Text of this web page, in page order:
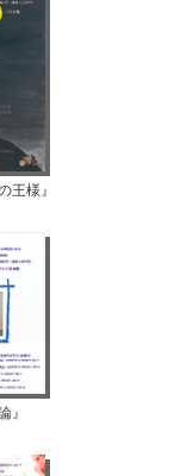
王様』
』